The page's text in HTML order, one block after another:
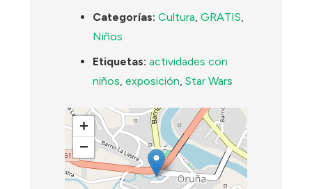
Categorías: Cultura,GRATIS,
Niños
Etiquetas: actividades con
niños,exposición,Star Wars
+
−